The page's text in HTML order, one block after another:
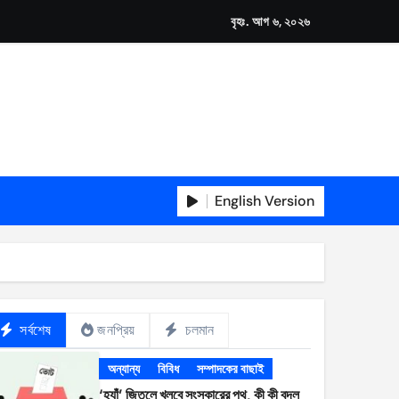
বৃহঃ. আগ ৬, ২০২৬
English Version
সর্বশেষ জনপ্রিয় চলমান
অন্যান্য বিবিধ সম্পাদকের বাছাই
‘হ্যাঁ’ জিতলে খুলবে সংস্কারের পথ, কী কী বদল